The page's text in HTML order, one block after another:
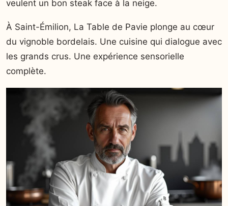
veulent un bon steak face à la neige.
À Saint-Émilion, La Table de Pavie plonge au cœur
du vignoble bordelais. Une cuisine qui dialogue avec
les grands crus. Une expérience sensorielle
complète.